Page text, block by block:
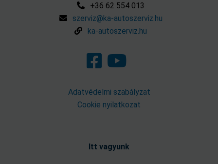
+36 62 554 013
szerviz@ka-autoszerviz.hu
ka-autoszerviz.hu
Adatvédelmi szabályzat
Cookie nyilatkozat
Itt vagyunk